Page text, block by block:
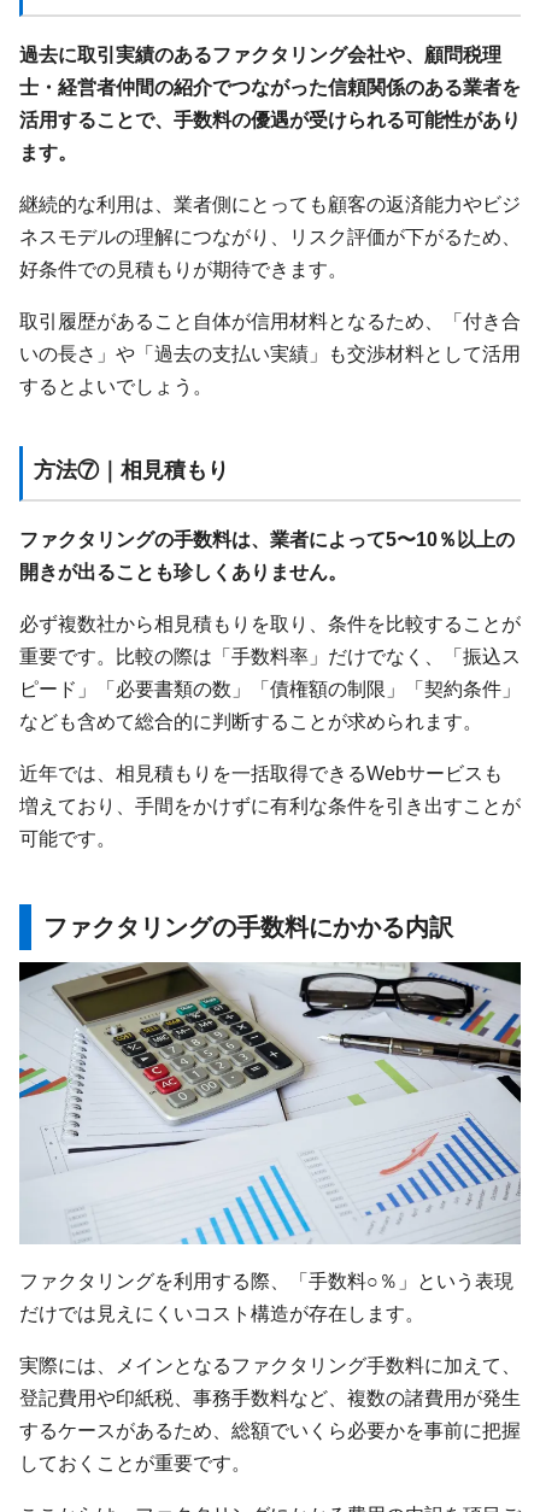
過去に取引実績のあるファクタリング会社や、顧問税理
士・経営者仲間の紹介でつながった信頼関係のある業者を
活用することで、手数料の優遇が受けられる可能性があり
ます。
継続的な利用は、業者側にとっても顧客の返済能力やビジ
ネスモデルの理解につながり、リスク評価が下がるため、
好条件での見積もりが期待できます。
取引履歴があること自体が信用材料となるため、「付き合
いの長さ」や「過去の支払い実績」も交渉材料として活用
するとよいでしょう。
方法⑦｜相見積もり
ファクタリングの手数料は、業者によって5〜10％以上の
開きが出ることも珍しくありません。
必ず複数社から相見積もりを取り、条件を比較することが
重要です。比較の際は「手数料率」だけでなく、「振込ス
ピード」「必要書類の数」「債権額の制限」「契約条件」
なども含めて総合的に判断することが求められます。
近年では、相見積もりを一括取得できるWebサービスも
増えており、手間をかけずに有利な条件を引き出すことが
可能です。
ファクタリングの手数料にかかる内訳
ファクタリングを利用する際、「手数料○％」という表現
だけでは見えにくいコスト構造が存在します。
実際には、メインとなるファクタリング手数料に加えて、
登記費用や印紙税、事務手数料など、複数の諸費用が発生
するケースがあるため、総額でいくら必要かを事前に把握
しておくことが重要です。